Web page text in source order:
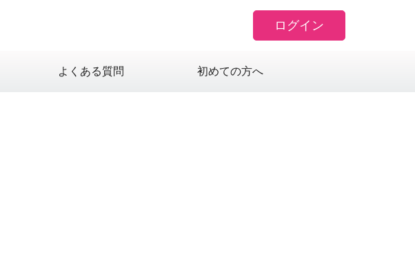
ログイン
よくある質問 初めての方へ